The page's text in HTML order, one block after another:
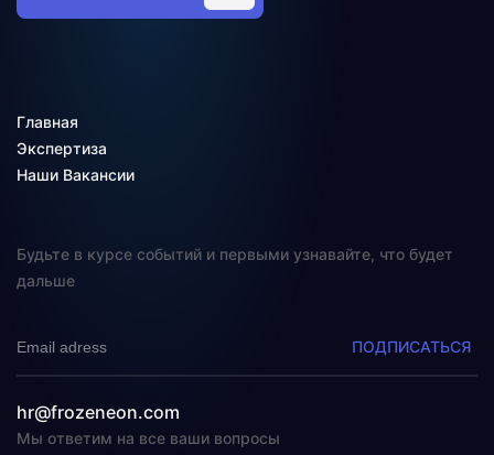
Главная
Экспертиза
Наши Вакансии
Будьте в курсе событий и первыми узнавайте, что будет
дальше
ПОДПИСАТЬСЯ
hr@frozeneon.com
Мы ответим на все ваши вопросы